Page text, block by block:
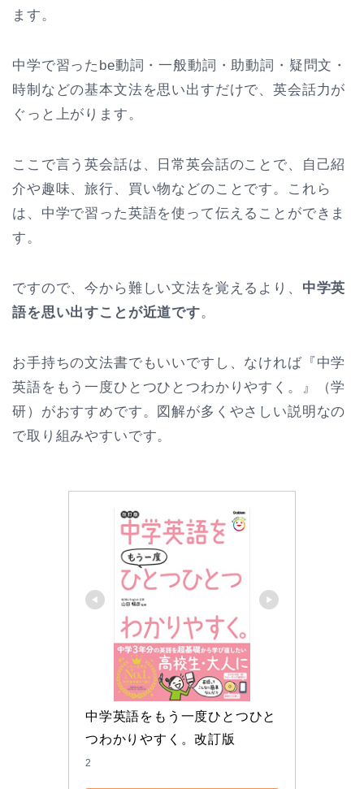
ます。
中学で習ったbe動詞・一般動詞・助動詞・疑問文・
時制などの基本文法を思い出すだけで、英会話力が
ぐっと上がります。
ここで言う英会話は、日常英会話のことで、自己紹
介や趣味、旅行、買い物などのことです。これら
は、中学で習った英語を使って伝えることができま
す。
ですので、今から難しい文法を覚えるより、 中学英
語を思い出すことが近道です。
お手持ちの文法書でもいいですし、なければ『中学
英語をもう一度ひとつひとつわかりやすく。』（学
研）がおすすめです。図解が多くやさしい説明なの
で取り組みやすいです。
中学英語をもう一度ひとつひと
つわかりやすく。改訂版
2